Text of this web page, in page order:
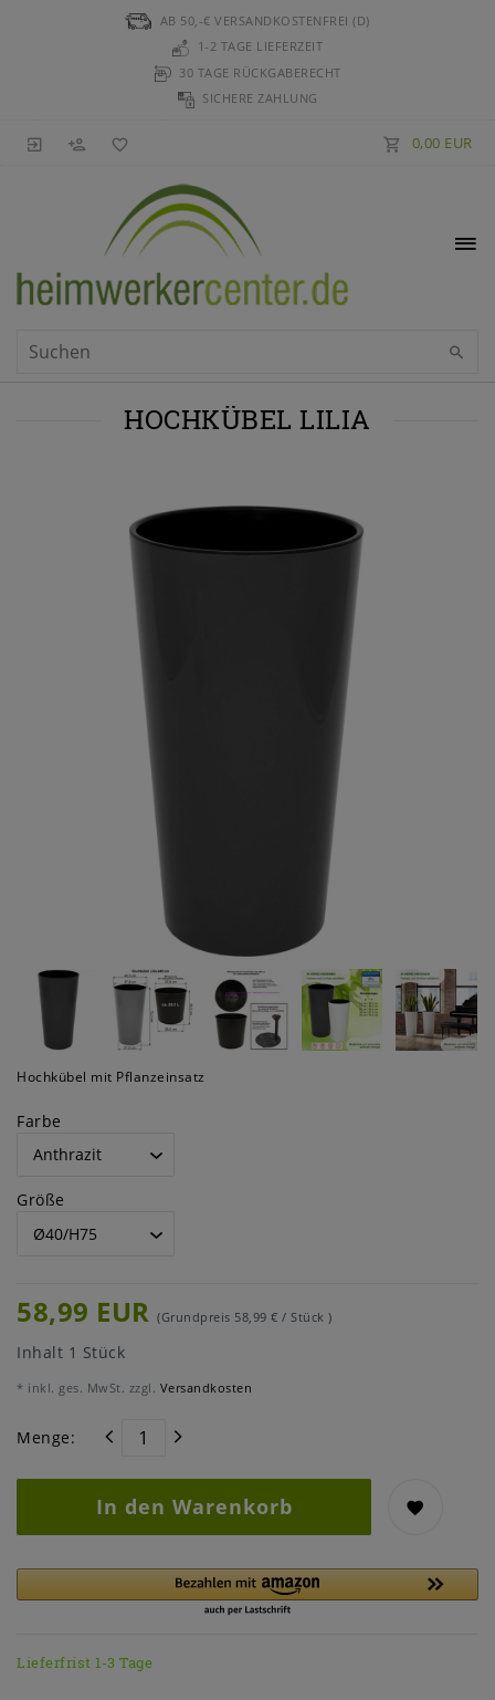
AB 50,-€ VERSANDKOSTENFREI (D)
1-2 TAGE LIEFERZEIT
30 TAGE RÜCKGABERECHT
SICHERE ZAHLUNG
0,00 EUR
HOCHKÜBEL LILIA
Hochkübel mit Pflanzeinsatz
Farbe
Größe
58,99 EUR (Grundpreis 58,99 € / Stück )
Inhalt 1 Stück
* inkl. ges. MwSt. zzgl. Versandkosten
Menge:
In den Warenkorb
Lieferfrist 1-3 Tage